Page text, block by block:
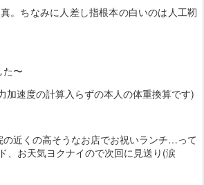
。ちなみに人差し指根本の白いのは人工靭
た〜
加速度の計算入らずの本人の体重換算です)
の近くの高そうなお店でお祝いランチ…って
、お天気ヨクナイので次回に見送り(涙